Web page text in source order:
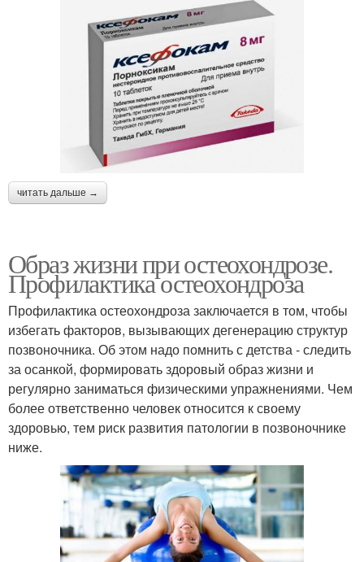
читать дальше →
Образ жизни при остеохондрозе.
Профилактика остеохондроза
Профилактика остеохондроза заключается в том, чтобы
избегать факторов, вызывающих дегенерацию структур
позвоночника. Об этом надо помнить с детства - следить
за осанкой, формировать здоровый образ жизни и
регулярно заниматься физическими упражнениями. Чем
более ответственно человек относится к своему
здоровью, тем риск развития патологии в позвоночнике
ниже.